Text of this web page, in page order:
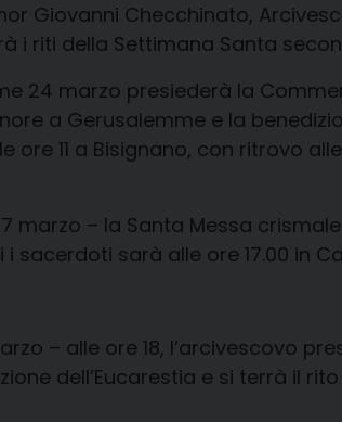
Giovanni Checchinato,
i riti della Settimana Santa
24 marzo presiederà la
a Gerusalemme e la
ore 11 a Bisignano, con ritrovo
marzo – la Santa Messa
sacerdoti sarà alle ore 17.00 in
– alle ore 18, l’arcivescovo
dell’Eucarestia e si terrà il